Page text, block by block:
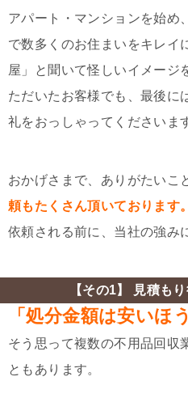
アパート・マンションを始め
で数多くのお住まいをキレイ
屋」と聞いて怪しいイメージ
ただいたお客様でも、最後に
礼をおっしゃってくださいま
おかげさまで、ありがたいこ
頼もたくさん頂いております。
依頼される前に、当社の強み
【その1】 見積も
「処分金額は安いほ
そう思って複数の不用品回収
ともあります。